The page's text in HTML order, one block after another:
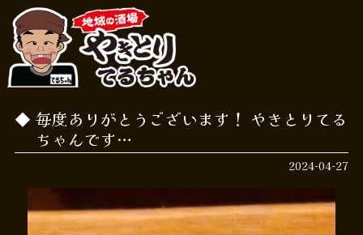
毎度ありがとうございます！ やきとりてる
ちゃんです…
2024-04-27